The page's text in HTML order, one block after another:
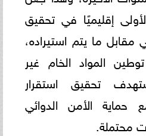
إقليميًا في تحقيق
مقابل ما يتم استيراده،
المواد الخام غير
تحقيق استقرار
حماية الأمن الدوائي
محتملة.